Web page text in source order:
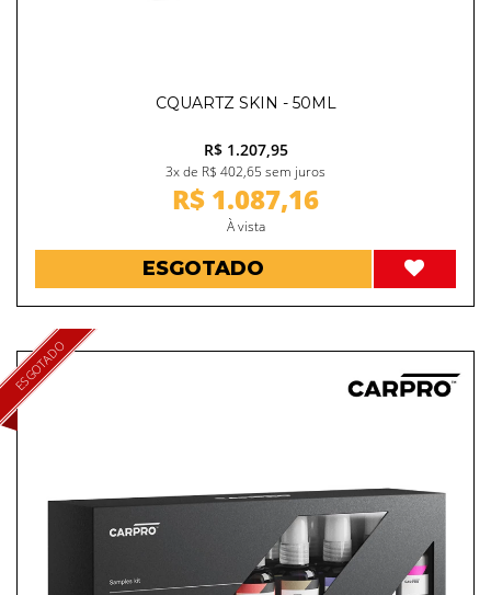
CQUARTZ SKIN - 50ML
R$ 1.207,95
3x de R$ 402,65 sem juros
R$ 1.087,16
À vista
ESGOTADO
ESGOTADO